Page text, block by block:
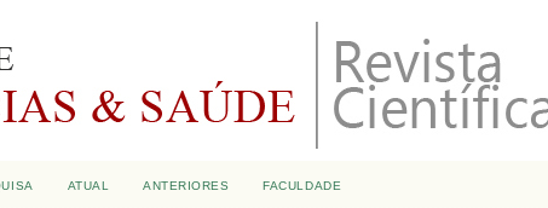
ATUAL ANTERIORES FACULDADE